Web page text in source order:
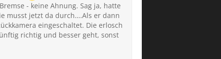
achten?
- keine Ahnung. Sag ja, hatte
musst jetzt da durch….Als er dann
eingeschaltet. Die erlosch
richtig und besser geht, sonst